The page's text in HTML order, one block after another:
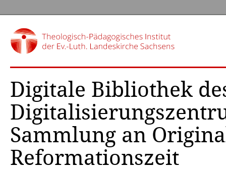
Digitale Bibliothek
Sammlung an
Reformationszeit